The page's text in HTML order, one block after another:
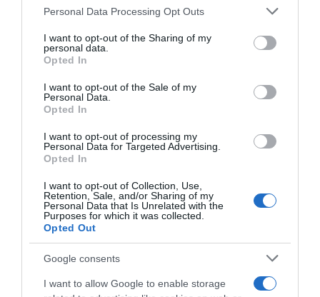
Please note that this website/app uses one or more Google
not limited to your visit or usage behaviour. You may click to
grant or deny consent to Google and its third-party tags to
use your data for below specified purposes in below Google
consent section.
Personal Data Processing Opt Outs
I want to opt-out of the Sharing of my
personal data.
Opted In
I want to opt-out of the Sale of my
Personal Data.
Opted In
I want to opt-out of processing my
Personal Data for Targeted Advertising.
Opted In
I want to opt-out of Collection, Use,
Retention, Sale, and/or Sharing of my
Personal Data that Is Unrelated with the
Purposes for which it was collected.
Opted Out
Google consents
I want to allow Google to enable storage
το Falcon 50 συνέχιζε την πορεία του για
μόλις 30 δευτερόλεπτα, θα είχε συντριβεί
στο κέντρο ενός χωριού και ενδεχομένως η
τραγωδία να ήταν ακόμη μεγαλύτερη.
ότι ήταν σεισμός. Ο ουρανός φωτίστηκε»
είπαν κάτοικοι του χωριού.
Μάλιστα, ο υπουργός Εσωτερικών της
Τουρκίας, Αλί Γερλικάγια, δήλωσε στους
δημοσιογράφους στον τόπο της συντριβής
ότι τα συντρίμμια ήταν διασκορπισμένα σε μια
έκταση τριών τετραγωνικών χιλιομέτρων.